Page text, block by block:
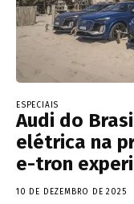
ESPECIAIS
Audi do
elétrica na
e-tron
10 DE DEZEMBRO DE 2025